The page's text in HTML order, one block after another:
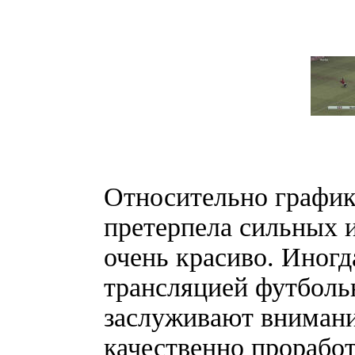
Относительно
претерпела сильных
очень красиво.
трансляцией
заслуживают
качественно